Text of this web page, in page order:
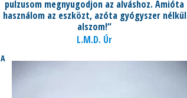
pulzusom megnyugodjon az alváshoz. Amióta
használom az eszközt, azóta gyógyszer nélkül
alszom!“
L.M.D. Úr
A